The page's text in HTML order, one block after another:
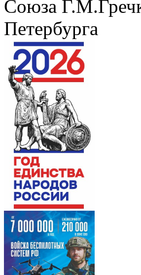
Союза
Петербурга